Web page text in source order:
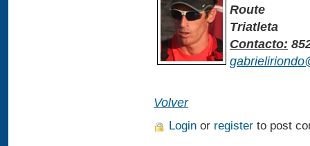
Route
Triatleta
Contacto:
Volver
Login or register to post